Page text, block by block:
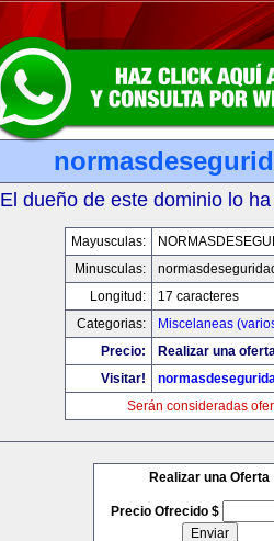
El dueño de este dominio lo
Mayusculas:
Minusculas:
Longitud:
17 caracteres
Categorias:
Miscelaneas
Precio:
Realizar una
Visitar!
Serán consideradas
Realizar una Oferta
Precio Ofrecido $